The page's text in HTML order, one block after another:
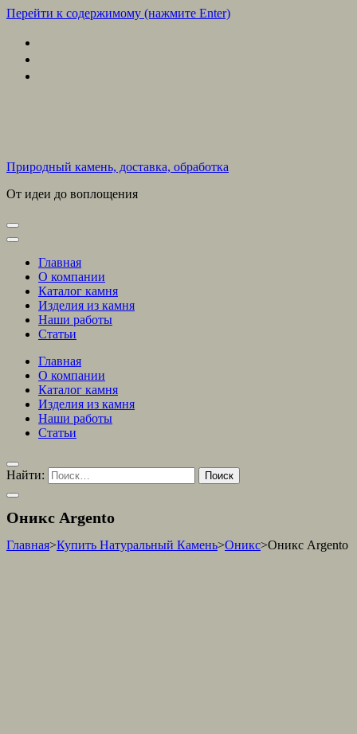
Перейти к содержимому (нажмите Enter)
Природный камень, доставка, обработка
От идеи до воплощения
Главная
О компании
Каталог камня
Изделия из камня
Наши работы
Статьи
Главная
О компании
Каталог камня
Изделия из камня
Наши работы
Статьи
Найти:
Оникс Argento
Главная>Купить Натуральный Камень>Оникс>Оникс Argento